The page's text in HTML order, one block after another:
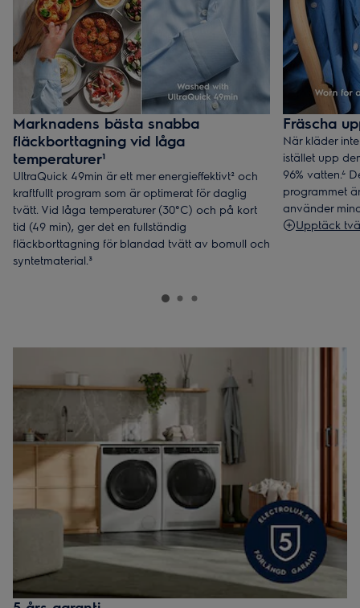
Marknadens bästa snabba
fläckborttagning vid låga
temperaturer¹
UltraQuick 49min är ett mer energieffektivt² och
kraftfullt program som är optimerat för daglig
tvätt. Vid låga temperaturer (30°C) och på kort
tid (49 min), ger det en fullständig
fläckborttagning för blandad tvätt av bomull och
syntetmaterial.³
Fräscha
När kläder
istället upp
96% vatten.⁴
programmet
använder
Upptäck